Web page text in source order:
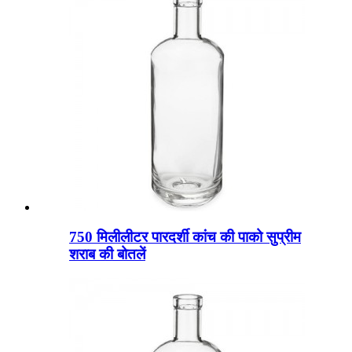
750 मिलीलीटर पारदर्शी कांच की पाको सुप्रीम
शराब की बोतलें